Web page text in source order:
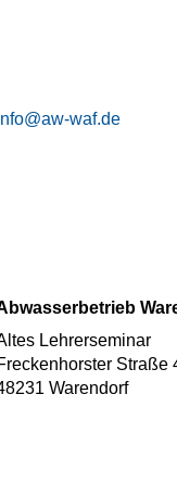
waf.de
Lehrerseminar
Straße
Warendorf